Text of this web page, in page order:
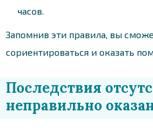
часов.
Запомнив эти правила, вы
сориентироваться и оказать
Последствия
неправильно